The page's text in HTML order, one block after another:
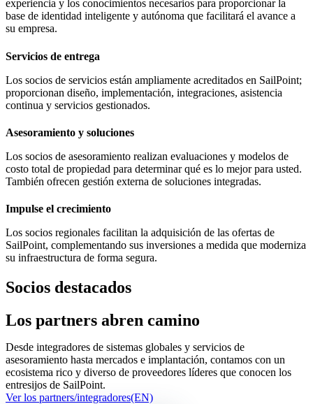
experiencia y los conocimientos necesarios para proporcionar la
base de identidad inteligente y autónoma que facilitará el avance a
su empresa.
Servicios de entrega
Los socios de servicios están ampliamente acreditados en SailPoint;
proporcionan diseño, implementación, integraciones, asistencia
continua y servicios gestionados.
Asesoramiento y soluciones
Los socios de asesoramiento realizan evaluaciones y modelos de
costo total de propiedad para determinar qué es lo mejor para usted.
También ofrecen gestión externa de soluciones integradas.
Impulse el crecimiento
Los socios regionales facilitan la adquisición de las ofertas de
SailPoint, complementando sus inversiones a medida que moderniza
su infraestructura de forma segura.
Socios destacados
Los partners abren camino
Desde integradores de sistemas globales y servicios de
asesoramiento hasta mercados e implantación, contamos con un
ecosistema rico y diverso de proveedores líderes que conocen los
entresijos de SailPoint.
Ver los partners/integradores(EN)